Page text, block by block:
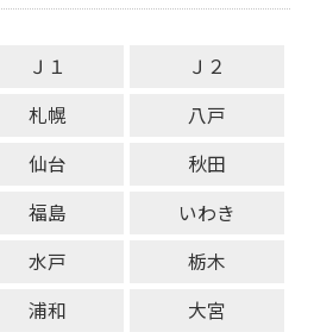
Ｊ１
Ｊ２
札幌
八戸
仙台
秋田
福島
いわき
水戸
栃木
浦和
大宮